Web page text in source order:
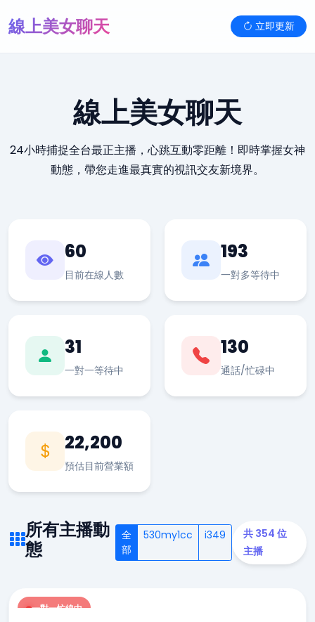
線上美女聊天 立即更新
線上美女聊天
24小時捕捉全台最正主播，心跳互動零距離！即時掌握女神
動態，帶您走進最真實的視訊交友新境界。
60
目前在線人數
193
一對多等待中
31
一對一等待中
130
通話/忙碌中
22,200
預估目前營業額
所有主播動
態
全
部
530my1cc i349
共 354 位
主播
一對一忙線中